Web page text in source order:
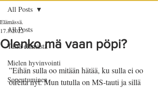
All Posts
Tästä elämästä
Mielen hyvinvointi
Sopeutuminen
All Posts
Olenko mä vaan pöpi?
Elämässä.
17.3.2022
”Eihän sulla oo mitään hätää, ku sulla ei oo
oireita nyt. Mun tutulla on MS-tauti ja sillä